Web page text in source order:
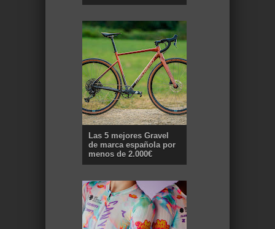
Las 5 mejores Gravel
de marca española por
menos de 2.000€